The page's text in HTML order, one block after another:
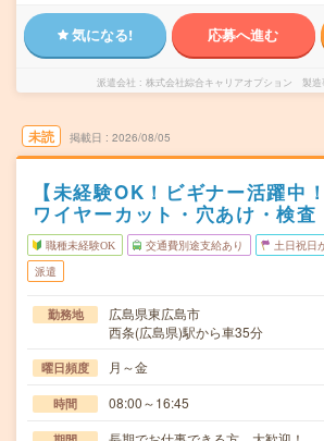
気になる! 応募へ進む
派遣会社 株式会社綜合キャリアオプション 製造
未読 掲載日 2026/08/05
【未経験OK！ビギナー活躍中
ワイヤーカット・穴あけ・検査
職種未経験OK 交通費別途支給あり 土日祝日
派遣
勤務地
広島県東広島市
西条(広島県)駅から車35分
曜日頻度 月～金
時間 08:00～16:45